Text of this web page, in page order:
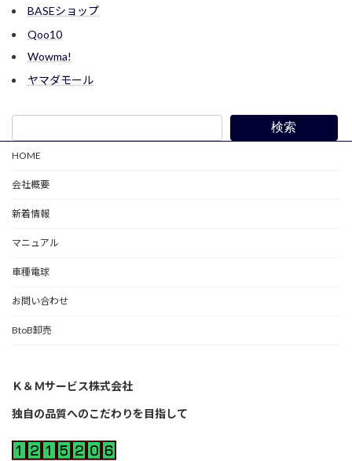
BASEショップ
Qoo10
Wowma!
ヤマダモール
検索
HOME
会社概要
新着情報
マニュアル
車種電球
お問い合わせ
BtoB卸売
Ｋ＆Ｍサービス株式会社
独自の品質へのこだわりを目指して